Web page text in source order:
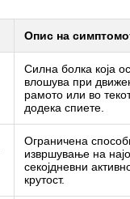
Опис на
Силна болка која
влошува при
рамото или во
додека спиете.
Ограничена
извршување на
секојдневни
крутост.